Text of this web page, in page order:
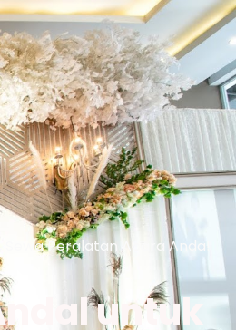
Peralatan Acara Anda!
untuk